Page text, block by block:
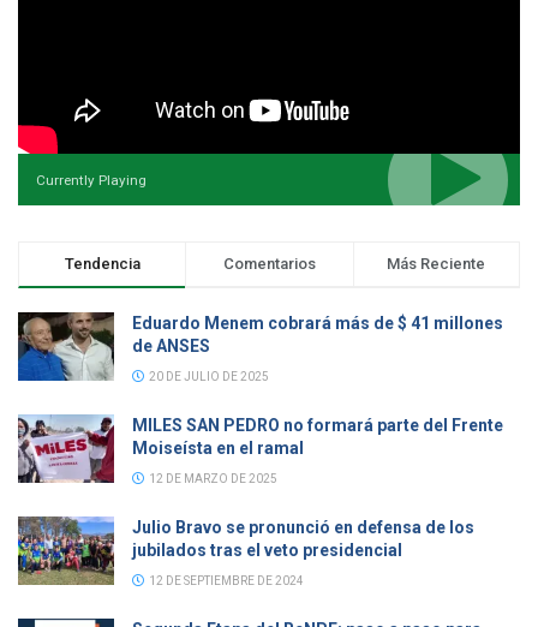
Currently Playing
Tendencia Comentarios Más Reciente
Eduardo Menem cobrará más de $ 41 millones
de ANSES
20 DE JULIO DE 2025
MILES SAN PEDRO no formará parte del Frente
Moiseísta en el ramal
12 DE MARZO DE 2025
Julio Bravo se pronunció en defensa de los
jubilados tras el veto presidencial
12 DE SEPTIEMBRE DE 2024